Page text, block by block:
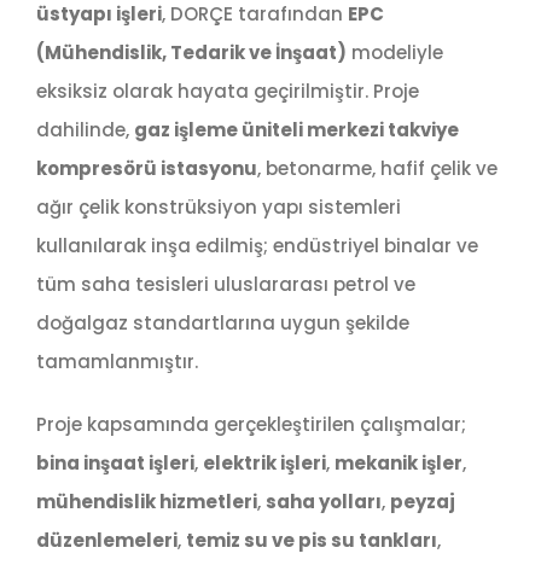
üstyapı işleri, DORÇE tarafından EPC
(Mühendislik, Tedarik ve İnşaat) modeliyle
eksiksiz olarak hayata geçirilmiştir. Proje
dahilinde, gaz işleme üniteli merkezi takviye
kompresörü istasyonu, betonarme, hafif çelik ve
ağır çelik konstrüksiyon yapı sistemleri
kullanılarak inşa edilmiş; endüstriyel binalar ve
tüm saha tesisleri uluslararası petrol ve
doğalgaz standartlarına uygun şekilde
tamamlanmıştır.
Proje kapsamında gerçekleştirilen çalışmalar;
bina inşaat işleri, elektrik işleri, mekanik işler,
mühendislik hizmetleri, saha yolları, peyzaj
düzenlemeleri, temiz su ve pis su tankları,